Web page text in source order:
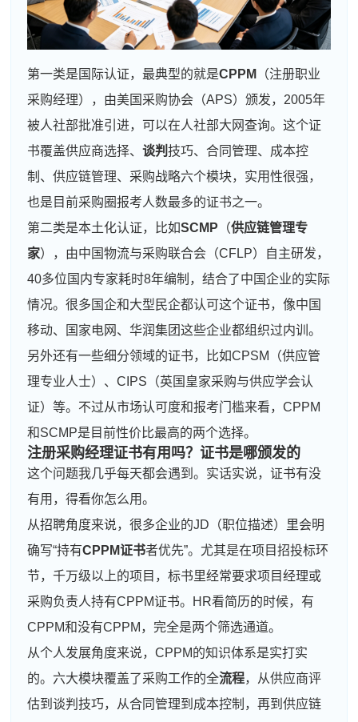
第一类是国际认证，最典型的就是CPPM
（注册职业
采购经理），由美国采购协会（APS）颁发，2005年
被人社部批准引进，可以在人社部大网查询。这个证
书覆盖供应商选择、谈判技巧、合同管理、成本控
制、供应链管理、采购战略六个模块，实用性很强，
也是目前采购圈报考人数最多的证书之一。
第二类是本土化认证，比如SCMP （供应链管理专
家），由中国物流与采购联合会（CFLP）自主研发，
40多位国内专家耗时8年编制，结合了中国企业的实际
情况。很多国企和大型民企都认可这个证书，像中国
移动、国家电网、华润集团这些企业都组织过内训。
另外还有一些细分领域的证书，比如CPSM（供应管
理专业人士）、CIPS（英国皇家采购与供应学会认
证）等。不过从市场认可度和报考门槛来看，CPPM
和SCMP是目前性价比最高的两个选择。
注册采购经理证书有用吗？证书是哪颁发的
这个问题我几乎每天都会遇到。实话实说，证书有没
有用，得看你怎么用。
从招聘角度来说，很多企业的JD（职位描述）里会明
确写“持有CPPM证书者优先”。尤其是在项目招投标环
节，千万级以上的项目，标书里经常要求项目经理或
采购负责人持有CPPM证书。HR看简历的时候，有
CPPM和没有CPPM，完全是两个筛选通道。
从个人发展角度来说，CPPM的知识体系是实打实
的。六大模块覆盖了采购工作的全流程，从供应商评
估到谈判技巧，从合同管理到成本控制，再到供应链